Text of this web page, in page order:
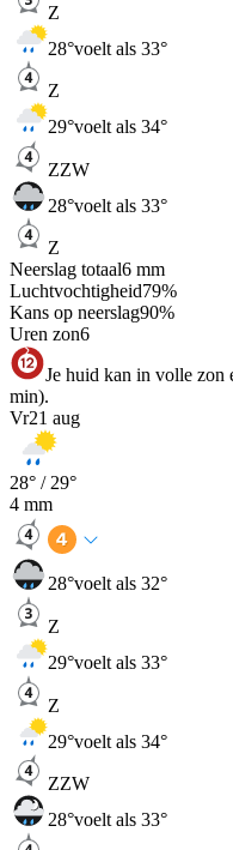
Z
28°voelt als 33°
Z
29°voelt als 34°
ZZW
28°voelt als 33°
Z
Neerslag totaal6 mm
Luchtvochtigheid79%
Kans op neerslag90%
Uren zon6
Je huid kan in volle zon
min).
Vr21 aug
28° / 29°
4 mm
28°voelt als 32°
Z
29°voelt als 33°
Z
29°voelt als 34°
ZZW
28°voelt als 33°